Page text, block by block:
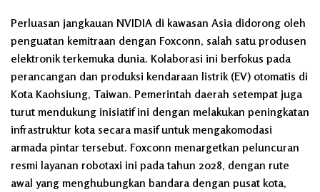
Perluasan jangkauan NVIDIA di kawasan Asia didorong oleh
penguatan kemitraan dengan Foxconn, salah satu produsen
elektronik terkemuka dunia. Kolaborasi ini berfokus pada
perancangan dan produksi kendaraan listrik (EV) otomatis di
Kota Kaohsiung, Taiwan. Pemerintah daerah setempat juga
turut mendukung inisiatif ini dengan melakukan peningkatan
infrastruktur kota secara masif untuk mengakomodasi
armada pintar tersebut. Foxconn menargetkan peluncuran
resmi layanan robotaxi ini pada tahun 2028, dengan rute
awal yang menghubungkan bandara dengan pusat kota,